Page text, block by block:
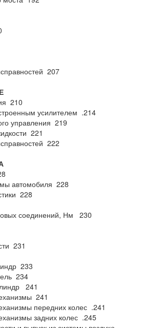
207
210
усилителем .214
управления 219
221
222
автомобиля 228
228
соединений, Нм 230
231
233
234
241
241
передних колес .241
задних колес .245